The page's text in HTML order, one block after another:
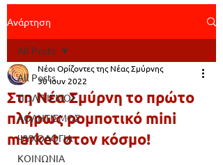
Ανάρτηση
All Posts
ΠΟΛΙΤΙΣΜΟΣ
ΑΘΛΗΤΙΣΜΟΣ
ΨΥΧΟΛΟΓΙΑ
ΚΟΙΝΩΝΙΑ
All Posts
Στη Νέα Σμύρνη το πρώτο
πλήρως ρομποτικό mini
market στον κόσμο!
Νέοι Ορίζοντες της Νέας Σμύρνης
30 Ιουν 2022